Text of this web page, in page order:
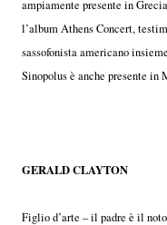
ampiamente presente in
l’album Athens Concert,
sassofonista americano
Sinopolus è anche presente
GERALD CLAYTON
Figlio d’arte – il padre è il